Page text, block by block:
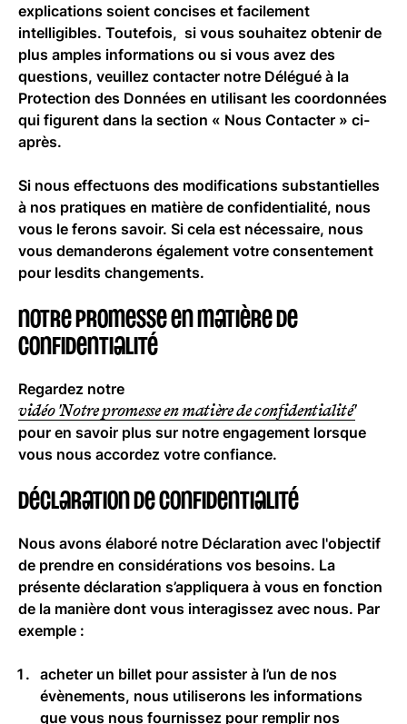
explications soient concises et facilement
intelligibles. Toutefois, si vous souhaitez obtenir de
plus amples informations ou si vous avez des
questions, veuillez contacter notre Délégué à la
Protection des Données en utilisant les coordonnées
qui figurent dans la section « Nous Contacter » ci-
après.
Si nous effectuons des modifications substantielles
à nos pratiques en matière de confidentialité, nous
vous le ferons savoir. Si cela est nécessaire, nous
vous demanderons également votre consentement
pour lesdits changements.
NOTRE PROMESSE EN MATIÈRE DE
CONFIDENTIALITÉ
Regardez notre
vidéo 'Notre promesse en matière de confidentialité'
pour en savoir plus sur notre engagement lorsque
vous nous accordez votre confiance.
DÉCLARATION DE CONFIDENTIALITÉ
Nous avons élaboré notre Déclaration avec l'objectif
de prendre en considérations vos besoins. La
présente déclaration s’appliquera à vous en fonction
de la manière dont vous interagissez avec nous. Par
exemple :
acheter un billet pour assister à l’un de nos
évènements, nous utiliserons les informations
que vous nous fournissez pour remplir nos